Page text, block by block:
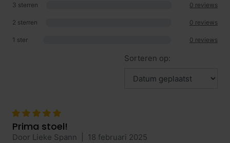
3 sterren 0 reviews
2 sterren 0 reviews
1 ster 0 reviews
Sorteren op:
Prima stoel!
Door Lieke Spann
18 februari 2025